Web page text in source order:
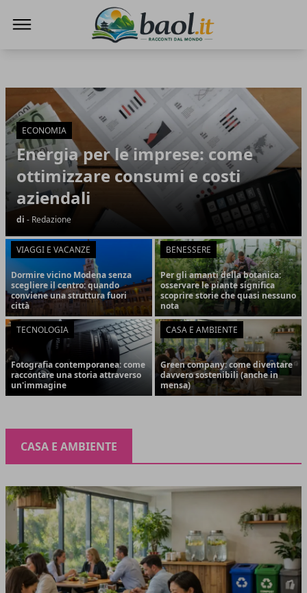
Articoli in Evidenza
ECONOMIA
Energia per le imprese: come
ottimizzare consumi e costi
aziendali
di - Redazione
VIAGGI E VACANZE
Dormire vicino Modena senza
scegliere il centro: quando
conviene una struttura fuori
città
BENESSERE
Per gli amanti della botanica:
osservare le piante significa
scoprire storie che quasi nessuno
nota
TECNOLOGIA
Fotografia contemporanea: come
raccontare una storia attraverso
un'immagine
CASA E AMBIENTE
Green company: come diventare
davvero sostenibili (anche in
mensa)
CASA E AMBIENTE